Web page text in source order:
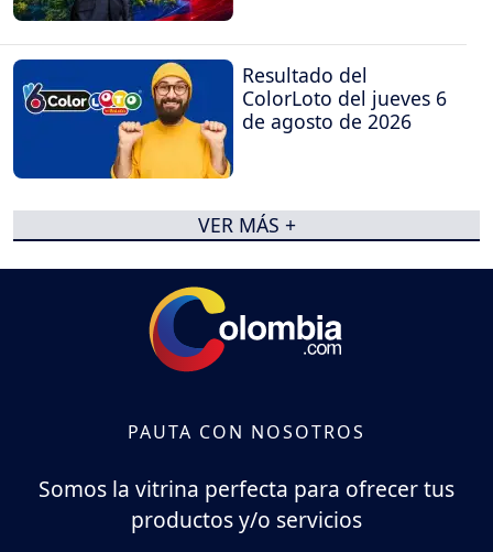
Resultado del
ColorLoto del jueves 6
de agosto de 2026
VER MÁS +
PAUTA CON NOSOTROS
Somos la vitrina perfecta para ofrecer tus
productos y/o servicios